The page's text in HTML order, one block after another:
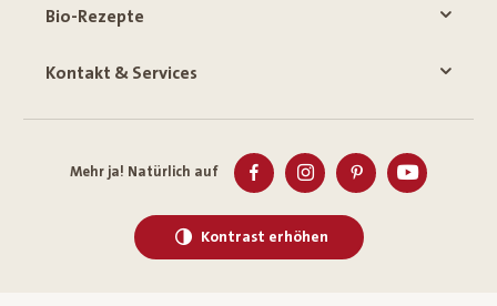
Bio-Rezepte
Kontakt & Services
Mehr ja! Natürlich auf
Kontrast erhöhen